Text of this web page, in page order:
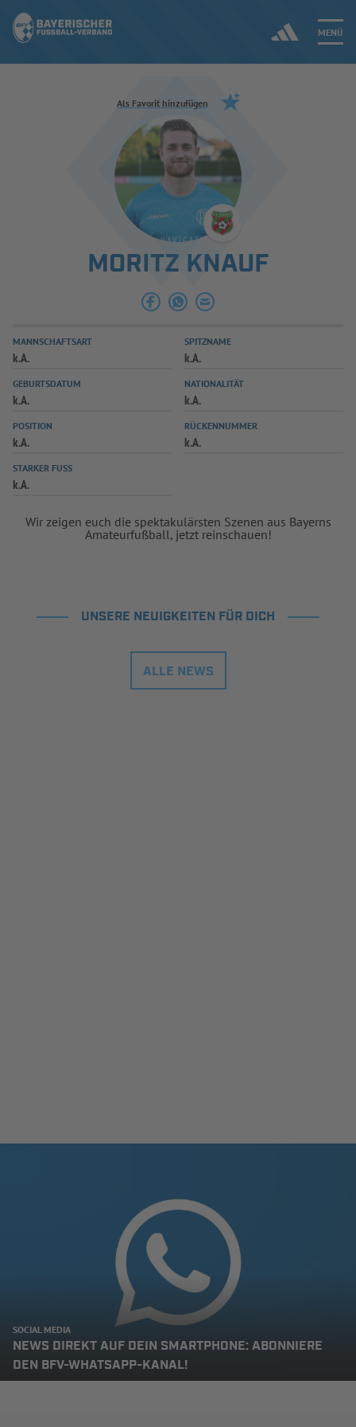
MENÜ
Jetzt einloggen
ERGEBNISSE & WETTBEWERBE
SPIELBETRIEB & VERBANDSLEBEN
AUSBILDUNG & FÖRDERUNG
SPIELPLUS
Als Favorit hinzufügen
MORITZ KNAUF
MANNSCHAFTSART
k.A.
SPITZNAME
k.A.
GEBURTSDATUM
k.A.
NATIONALITÄT
k.A.
POSITION
k.A.
RÜCKENNUMMER
k.A.
STARKER FUSS
k.A.
Wir zeigen euch die spektakulärsten Szenen aus Bayerns
Amateurfußball, jetzt reinschauen!
UNSERE NEUIGKEITEN FÜR DICH
ALLE NEWS
SOCIAL MEDIA
NEWS DIREKT AUF DEIN SMARTPHONE: ABONNIERE
DEN BFV-WHATSAPP-KANAL!